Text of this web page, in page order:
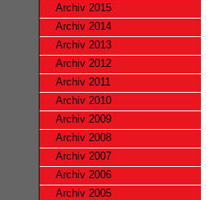
Archiv 2015
Archiv 2014
Archiv 2013
Archiv 2012
Archiv 2011
Archiv 2010
Archiv 2009
Archiv 2008
Archiv 2007
Archiv 2006
Archiv 2005